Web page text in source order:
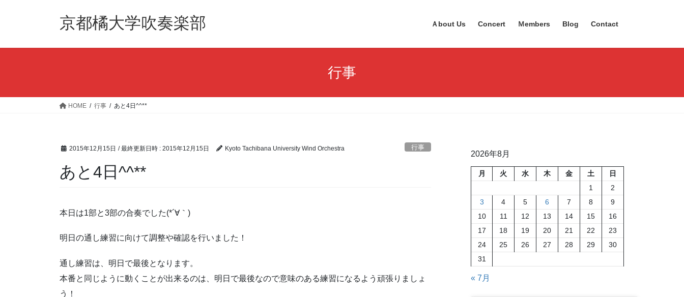
京都橘大学吹奏楽部 Ａbout Us Concert Ｍembers Blog Contact
行事
HOME 行事 あと4日^^**
2015年12月15日 / 最終更新日時 : 2015年12月15日 Kyoto Tachibana University Wind Orchestra 行事
あと4日^^**
本日は1部と3部の合奏でした(*´∀｀)
明日の通し練習に向けて調整や確認を行いました！
通し練習は、明日で最後となります。
本番と同じように動くことが出来るのは、明日で最後なので意味のある練習になるよう頑張りましょ
う！
2026年8月
月 火 水 木 金 土
日
1
2
3
4 5 6 7 8
9
10
11 12 13 14 15
16
17
18 19 20 21 22
23
24
25 26 27 28 29
30
31
« 7月